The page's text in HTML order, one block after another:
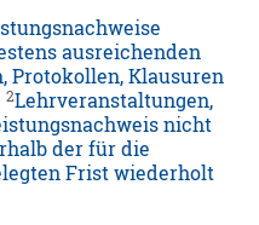
ausreichenden
Protokollen, Klausuren
2Lehrveranstaltungen,
nicht
der für die
Frist wiederholt